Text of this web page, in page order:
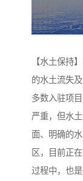
【水土保持
的水土流失
多数入驻项
严重，但水
面、明确的
区，目前正
过程中，也